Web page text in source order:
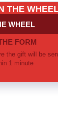
us